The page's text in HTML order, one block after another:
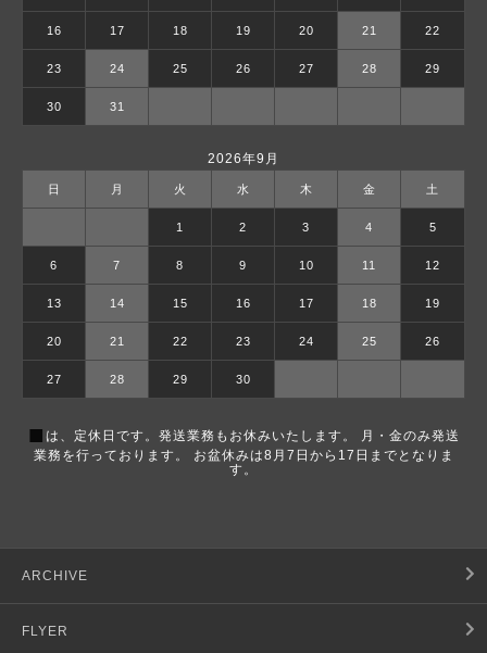
16 17 18 19 20 21 22
23 24 25 26 27 28 29
30 31
2026年9月
日 月 火 水 木 金 土
1 2 3 4 5
6 7 8 9 10 11 12
13 14 15 16 17 18 19
20 21 22 23 24 25 26
27 28 29 30
■ は、定休日です。発送業務もお休みいたします。 月・金のみ発送
業務を行っております。 お盆休みは8月7日から17日までとなりま
す。
ARCHIVE
FLYER